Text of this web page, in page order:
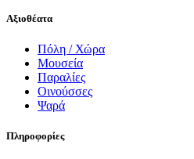
Αξιοθέατα
Πόλη / Χώρα
Μουσεία
Παραλίες
Οινούσσες
Ψαρά
Πληροφορίες